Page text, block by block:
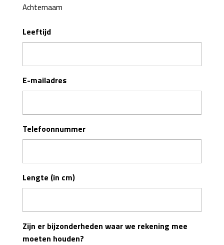
Achternaam
Leeftijd
E-mailadres
Telefoonnummer
Lengte (in cm)
Zijn er bijzonderheden waar we rekening mee
moeten houden?